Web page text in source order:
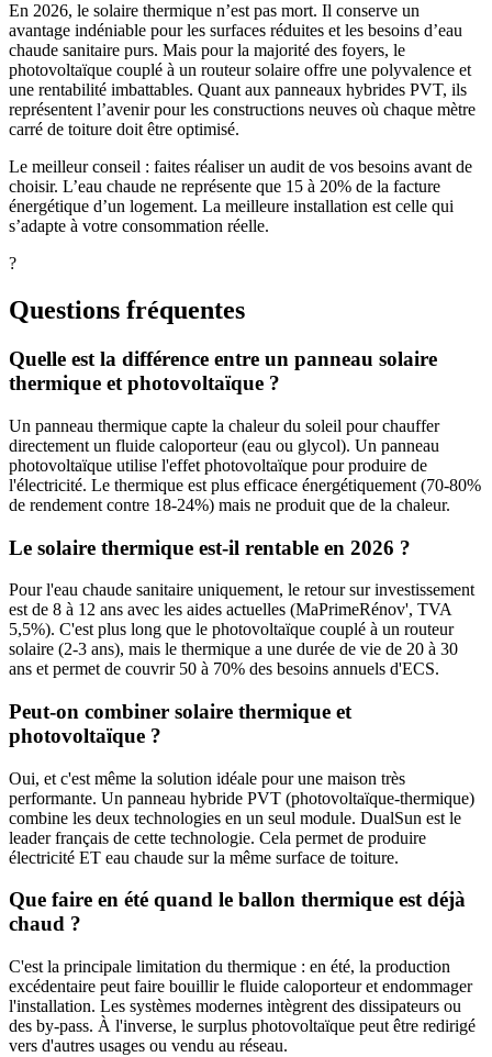
En 2026, le solaire thermique n’est pas mort. Il conserve un
avantage indéniable pour les surfaces réduites et les besoins d’eau
chaude sanitaire purs. Mais pour la majorité des foyers, le
photovoltaïque couplé à un routeur solaire offre une polyvalence et
une rentabilité imbattables. Quant aux panneaux hybrides PVT, ils
représentent l’avenir pour les constructions neuves où chaque mètre
carré de toiture doit être optimisé.
Le meilleur conseil : faites réaliser un audit de vos besoins avant de
choisir. L’eau chaude ne représente que 15 à 20% de la facture
énergétique d’un logement. La meilleure installation est celle qui
s’adapte à votre consommation réelle.
?
Questions fréquentes
Quelle est la différence entre un panneau solaire
thermique et photovoltaïque ?
Un panneau thermique capte la chaleur du soleil pour chauffer
directement un fluide caloporteur (eau ou glycol). Un panneau
photovoltaïque utilise l'effet photovoltaïque pour produire de
l'électricité. Le thermique est plus efficace énergétiquement (70-80%
de rendement contre 18-24%) mais ne produit que de la chaleur.
Le solaire thermique est-il rentable en 2026 ?
Pour l'eau chaude sanitaire uniquement, le retour sur investissement
est de 8 à 12 ans avec les aides actuelles (MaPrimeRénov', TVA
5,5%). C'est plus long que le photovoltaïque couplé à un routeur
solaire (2-3 ans), mais le thermique a une durée de vie de 20 à 30
ans et permet de couvrir 50 à 70% des besoins annuels d'ECS.
Peut-on combiner solaire thermique et
photovoltaïque ?
Oui, et c'est même la solution idéale pour une maison très
performante. Un panneau hybride PVT (photovoltaïque-thermique)
combine les deux technologies en un seul module. DualSun est le
leader français de cette technologie. Cela permet de produire
électricité ET eau chaude sur la même surface de toiture.
Que faire en été quand le ballon thermique est déjà
chaud ?
C'est la principale limitation du thermique : en été, la production
excédentaire peut faire bouillir le fluide caloporteur et endommager
l'installation. Les systèmes modernes intègrent des dissipateurs ou
des by-pass. À l'inverse, le surplus photovoltaïque peut être redirigé
vers d'autres usages ou vendu au réseau.